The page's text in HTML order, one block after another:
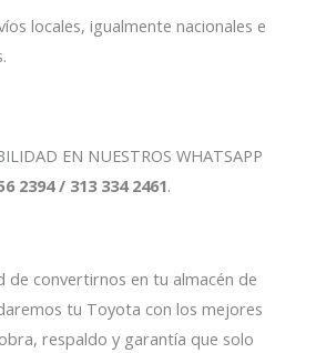
locales, igualmente nacionales e
EN NUESTROS WHATSAPP
2394 / 313 334 2461.
de convertirnos en tu almacén de
tu Toyota con los mejores
respaldo y garantía que solo